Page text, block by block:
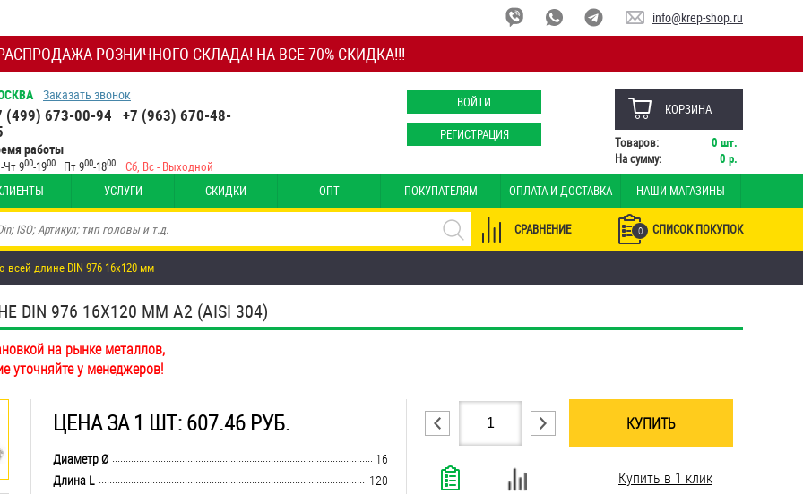
РОЗНИЧНОГО СКЛАДА! НА ВСЁ 70% СКИДКА!!!
info@krep-shop.ru
Заказать звонок
(499) 673-00-94 +7 (963) 670-48-
работы
Чт 900-1900 Пт 900-1800 Сб, Вс - Выходной
ВОЙТИ
РЕГИСТРАЦИЯ
КОРЗИНА
Товаров: 0 шт.
На сумму:
0 р.
УСЛУГИ СКИДКИ ОПТ ПОКУПАТЕЛЯМ ОПЛАТА И ДОСТАВКА НАШИ МАГАЗИНЫ
0 СПИСОК ПОКУПОК
СРАВНЕНИЕ
длине DIN 976 16х120 мм
976 16Х120 ММ А2 (AISI 304)
на рынке металлов,
уточняйте у менеджеров!
ЦЕНА ЗА 1 ШТ: 607.46 РУБ.
........................................................................................................................................................................................................
Диаметр Ø
16
........................................................................................................................................................................................................
Длина L
120
КУПИТЬ
Купить в 1 клик